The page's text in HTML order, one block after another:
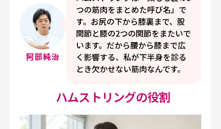
阿部純治
つの筋肉をまとめた呼び名」で
す。お尻の下から膝裏まで、股
関節と膝の2つの関節をまたいで
います。だから腰から膝まで広
く影響する、私が下半身を診る
とき欠かせない筋肉なんです。
ハムストリングの役割